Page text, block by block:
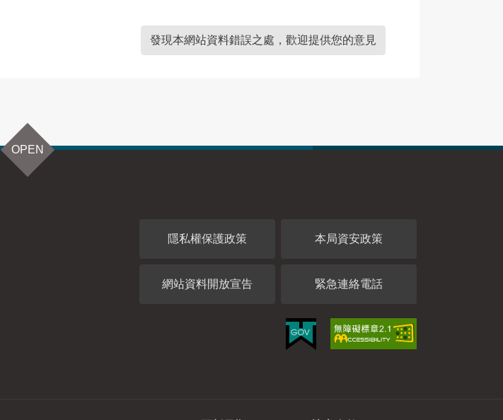
發現本網站資料錯誤之處，歡迎提供您的意見
OPEN
隱私權保護政策 本局資安政策
網站資料開放宣告 緊急連絡電話